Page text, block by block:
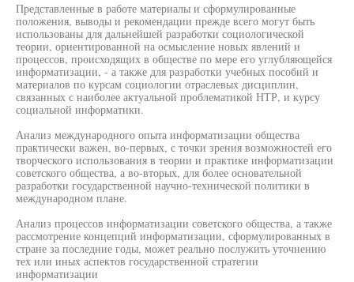
Представленные в работе материалы и сформулированные
положения, выводы и рекомендации прежде всего могут быть
использованы для дальнейшей разработки социологической
теории, ориентированной на осмысление новых явлений и
процессов, происходящих в обществе по мере его углубляющейся
информатизации, - а также для разработки учебных пособий и
материалов по курсам социологии отраслевых дисциплин,
связанных с наиболее актуальной проблематикой НТР, и курсу
социальной информатики.
Анализ международного опыта информатизации общества
практически важен, во-первых, с точки зрения возможностей его
творческого использования в теории и практике информатизации
советского общества, а во-вторых, для более основательной
разработки государственной научно-технической политики в
международном плане.
Анализ процессов информатизации советского общества, а также
рассмотрение концепций информатизации, сформулированных в
стране за последние годы, может реально послужить уточнению
тех или иных аспектов государственной стратегии
информатизации